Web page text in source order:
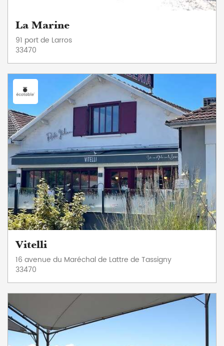
La Marine
91 port de Larros
33470
Vitelli
16 avenue du Maréchal de Lattre de Tassigny
33470